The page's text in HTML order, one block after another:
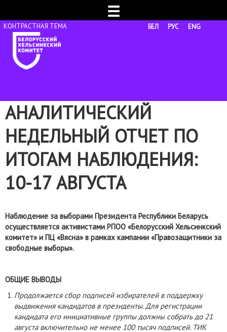
☰
БЕЛ РУС ENG
АНАЛИТИЧЕСКИЙ
НЕДЕЛЬНЫЙ ОТЧЕТ ПО
ИТОГАМ НАБЛЮДЕНИЯ:
10-17 АВГУСТА
Наблюдение за выборами Президента Республики Беларусь
осуществляется активистами РПОО «Белорусский Хельсинкский
комитет» и ПЦ «Вясна» в рамках кампании «Правозащитники за
свободные выборы».
ОБЩИЕ ВЫВОДЫ
Продолжается сбор подписей избирателей в поддержку
выдвижения кандидатов в президенты. Для регистрации
кандидата его инициативные группы должны собрать до 21
августа включительно не менее 100 тысяч подписей. ТИК